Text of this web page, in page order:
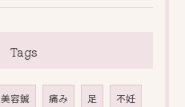
Tags
美容鍼 痛み 足 不妊